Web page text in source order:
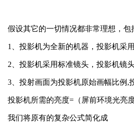
假设其它的一切情况都非常理想，包
1、投影机为全新的机器，投影机采
2、投影机采用标准镜头，投影机镜
3 、投射画面为投影机原始画幅比例 ,
投影机所需的亮度=（屏前环境光亮
我们将原有的复杂公式简化成